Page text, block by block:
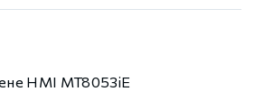
HMI MT8053iE